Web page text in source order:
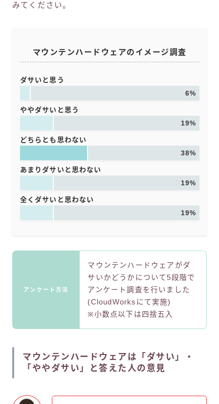
みてください。
マウンテンハードウェアのイメージ調査
ダサいと思う
6%
ややダサいと思う
19%
どちらとも思わない
38%
あまりダサいと思わない
19%
全くダサいと思わない
19%
アンケート方法
マウンテンハードウェアがダ
サいかどうかについて5段階で
アンケート調査を行いました
(CloudWorksにて実施)
※小数点以下は四捨五入
マウンテンハードウェアは「ダサい」・
「ややダサい」と答えた人の意見